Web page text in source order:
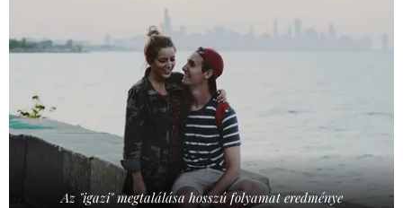
Az "igazi" megtalálása hosszú folyamat eredménye